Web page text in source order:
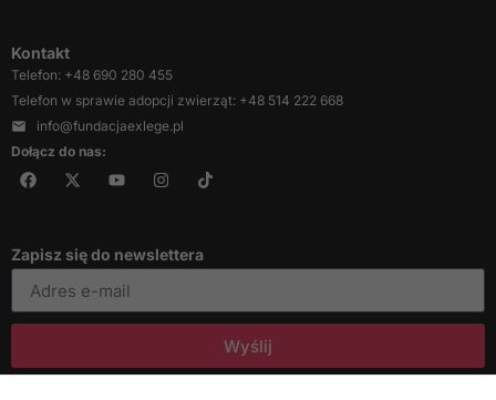
Kontakt
Telefon: +48 690 280 455
Telefon w sprawie adopcji zwierząt: +48 514 222 668
info@fundacjaexlege.pl
Dołącz do nas:
Zapisz się do newslettera
Wyślij
strony
funkcjonalność
strony
tego, jak